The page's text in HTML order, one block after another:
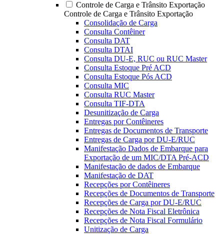
Controle de Carga e Trânsito Exportação
Controle de Carga e Trânsito Exportação
Consolidação de Carga
Consulta Contêiner
Consulta DAT
Consulta DTAI
Consulta DU-E, RUC ou RUC Master
Consulta Estoque Pré ACD
Consulta Estoque Pós ACD
Consulta MIC
Consulta RUC Master
Consulta TIF-DTA
Desunitização de Carga
Entregas por Contêineres
Entregas de Documentos de Transporte
Entregas de Carga por DU-E/RUC
Manifestação Dados de Embarque para
Exportação de um MIC/DTA Pré-ACD
Manifestação de dados de Embarque
Manifestação de DAT
Recepções por Contêineres
Recepções de Documentos de Transporte
Recepções de Carga por DU-E/RUC
Recepções de Nota Fiscal Eletrônica
Recepções de Nota Fiscal Formulário
Unitização de Carga